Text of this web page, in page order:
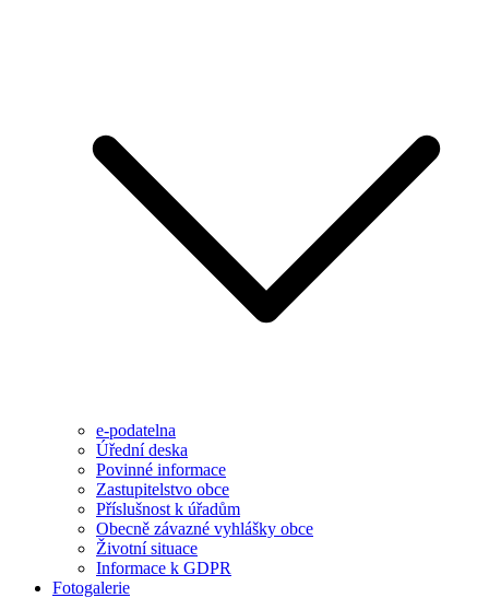
e-podatelna
Úřední deska
Povinné informace
Zastupitelstvo obce
Příslušnost k úřadům
Obecně závazné vyhlášky obce
Životní situace
Informace k GDPR
Fotogalerie